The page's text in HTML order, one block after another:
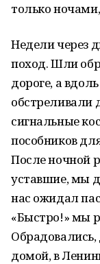
только
Недели через
поход. Шли
дороге, а
обстреливали
сигнальные
пособников
После ночной
уставшие, мы
нас ожидал
«Быстро!» мы
домой, в